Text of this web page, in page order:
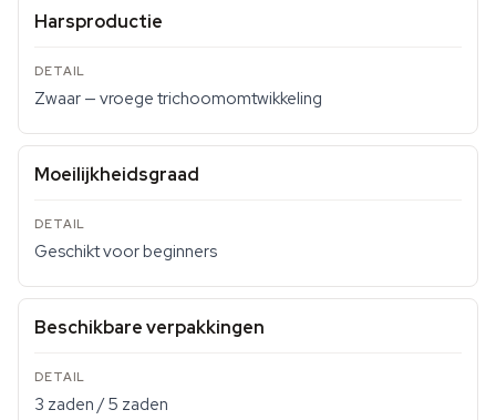
Harsproductie
Zwaar — vroege trichoomomtwikkeling
Moeilijkheidsgraad
Geschikt voor beginners
Beschikbare verpakkingen
3 zaden / 5 zaden